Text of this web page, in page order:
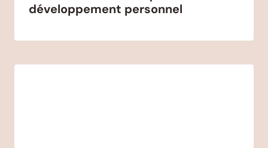
développement personnel